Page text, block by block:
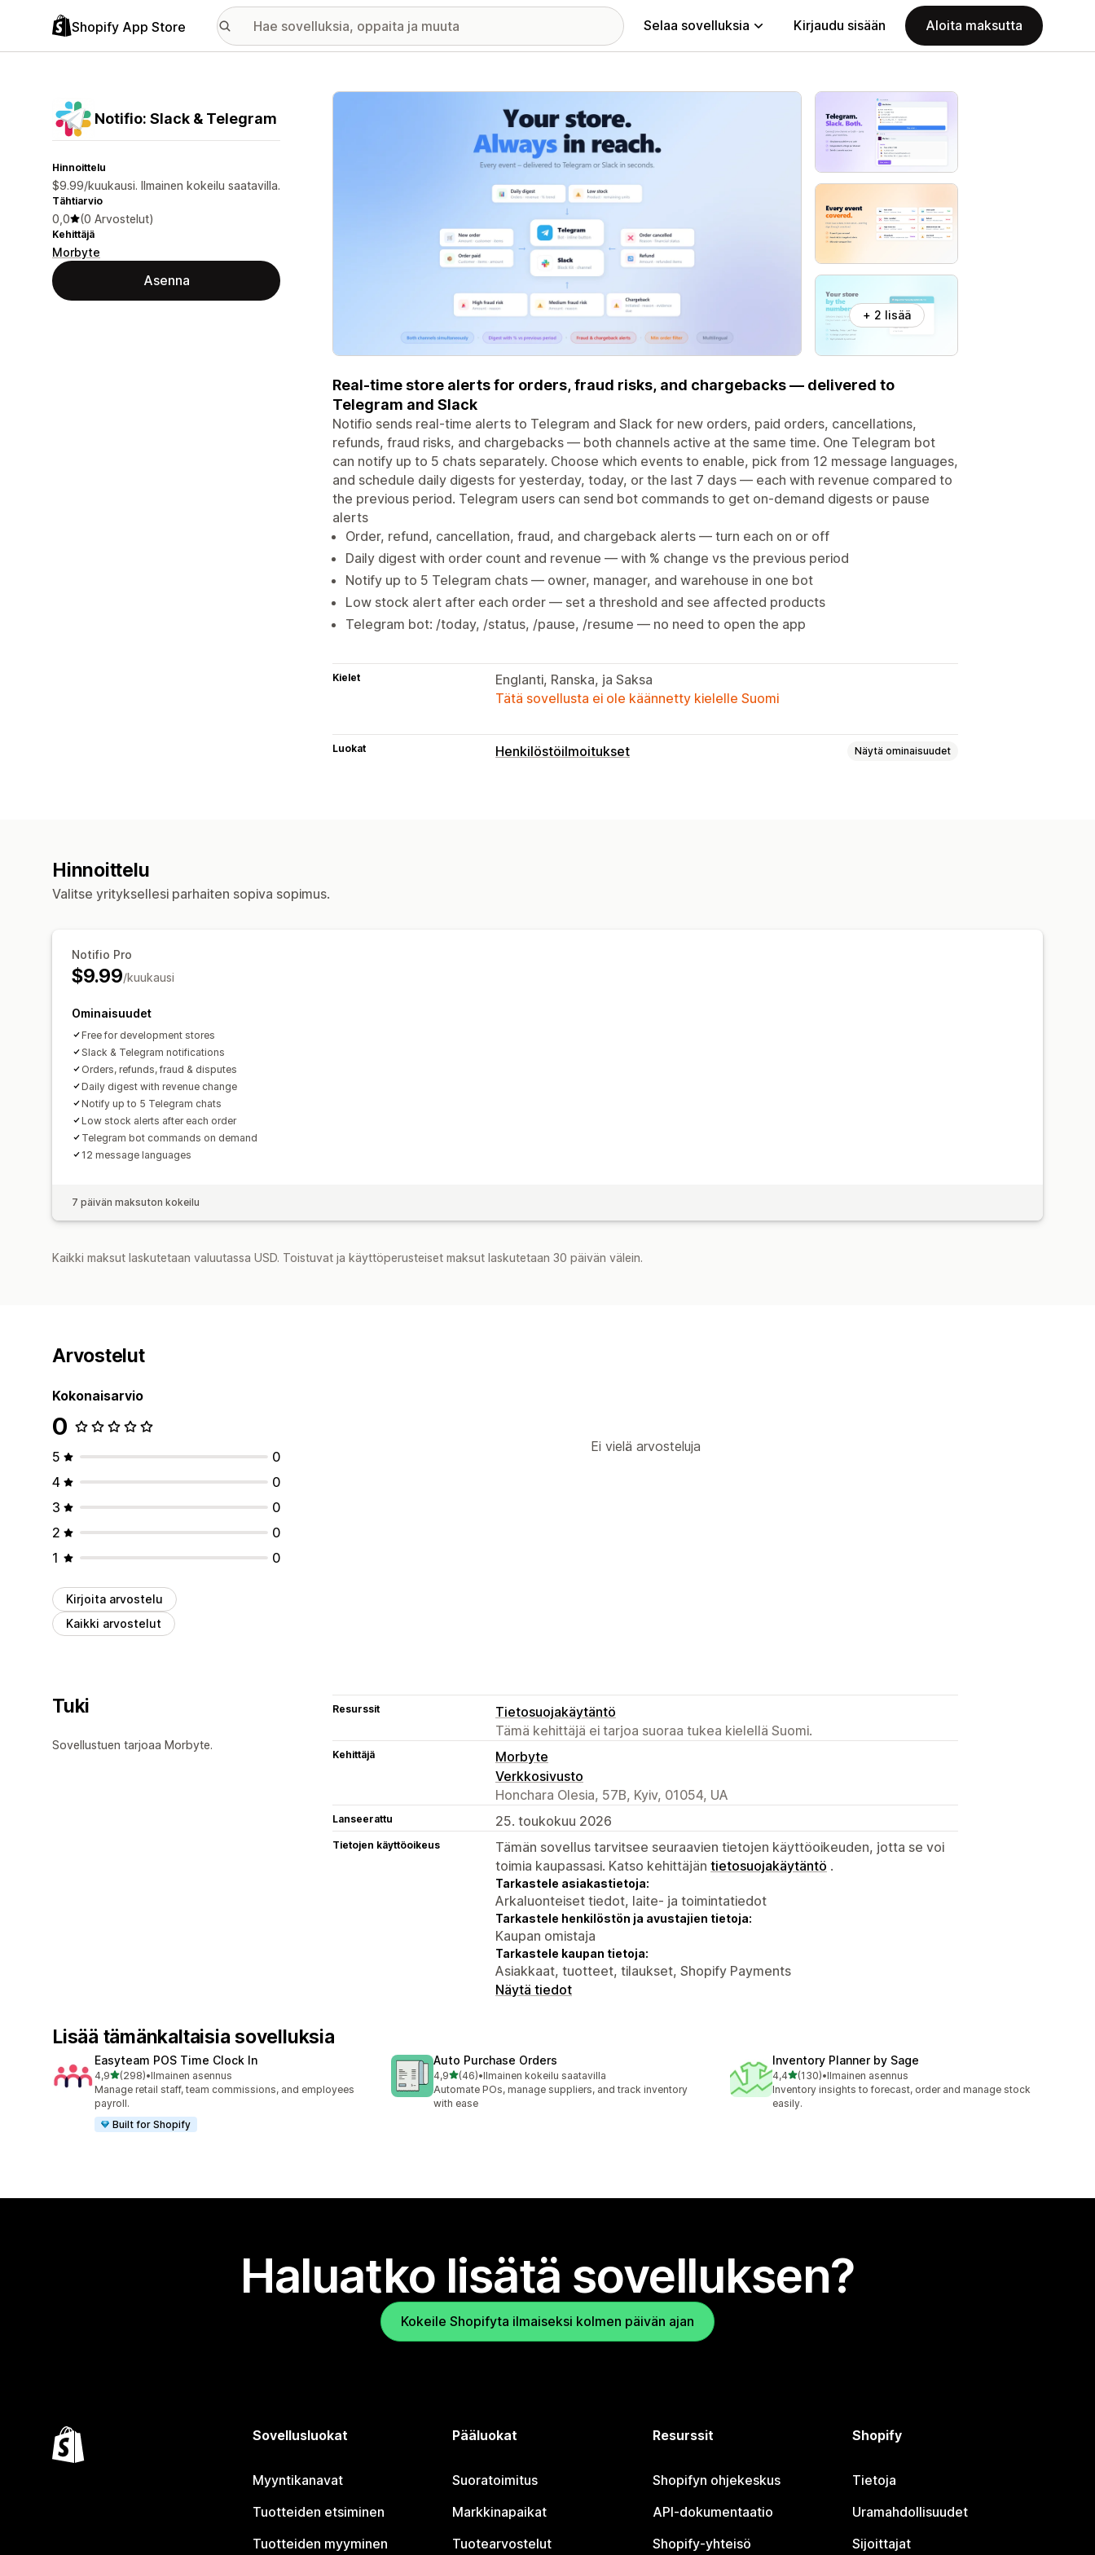
Shopify App Store Selaa sovelluksia Kirjaudu sisään Aloita maksutta
Notifio: Slack & Telegram
Hinnoittelu
$9.99/kuukausi. Ilmainen kokeilu saatavilla.
Tähtiarvio
0,0 (0 Arvostelut)
Kehittäjä
Morbyte
Asenna
Esittelykuvagalleria
+ 2 lisää
Real-time store alerts for orders, fraud risks, and chargebacks — delivered to
Telegram and Slack
Notifio sends real-time alerts to Telegram and Slack for new orders, paid orders, cancellations,
refunds, fraud risks, and chargebacks — both channels active at the same time. One Telegram bot
can notify up to 5 chats separately. Choose which events to enable, pick from 12 message languages,
and schedule daily digests for yesterday, today, or the last 7 days — each with revenue compared to
the previous period. Telegram users can send bot commands to get on-demand digests or pause
alerts
Order, refund, cancellation, fraud, and chargeback alerts — turn each on or off
Daily digest with order count and revenue — with % change vs the previous period
Notify up to 5 Telegram chats — owner, manager, and warehouse in one bot
Low stock alert after each order — set a threshold and see affected products
Telegram bot: /today, /status, /pause, /resume — no need to open the app
Kielet
Englanti, Ranska, ja Saksa
Tätä sovellusta ei ole käännetty kielelle Suomi
Luokat Henkilöstöilmoitukset Näytä ominaisuudet
Hinnoittelu
Valitse yrityksellesi parhaiten sopiva sopimus.
Notifio Pro
$9.99/kuukausi
Ominaisuudet
Free for development stores
Slack & Telegram notifications
Orders, refunds, fraud & disputes
Daily digest with revenue change
Notify up to 5 Telegram chats
Low stock alerts after each order
Telegram bot commands on demand
12 message languages
7 päivän maksuton kokeilu
Kaikki maksut laskutetaan valuutassa USD. Toistuvat ja käyttöperusteiset maksut laskutetaan 30 päivän välein.
Arvostelut
Kokonaisarvio
0
5
0
4
0
3
0
2
0
1
0
Kirjoita arvostelu
Kaikki arvostelut
Ei vielä arvosteluja
Tuki
Sovellustuen tarjoaa Morbyte.
Resurssit
Tietosuojakäytäntö
Tämä kehittäjä ei tarjoa suoraa tukea kielellä Suomi.
Kehittäjä
Morbyte
Verkkosivusto
Honchara Olesia, 57B, Kyiv, 01054, UA
Lanseerattu 25. toukokuu 2026
Tietojen käyttöoikeus
Tämän sovellus tarvitsee seuraavien tietojen käyttöoikeuden, jotta se voi
toimia kaupassasi. Katso kehittäjän tietosuojakäytäntö .
Tarkastele asiakastietoja:
Arkaluonteiset tiedot, laite- ja toimintatiedot
Tarkastele henkilöstön ja avustajien tietoja:
Kaupan omistaja
Tarkastele kaupan tietoja:
Asiakkaat, tuotteet, tilaukset, Shopify Payments
Näytä tiedot
Lisää tämänkaltaisia sovelluksia
Easyteam POS Time Clock In
4,9/ 5 tähteä
(298)
298 arvostelua yhteensä
•Ilmainen asennus
Manage retail staff, team commissions, and employees
payroll.
Built for Shopify
Auto Purchase Orders
4,9/ 5 tähteä
(46)
46 arvostelua yhteensä
•Ilmainen kokeilu saatavilla
Automate POs, manage suppliers, and track inventory
with ease
Inventory Planner by Sage
4,4/ 5 tähteä
(130)
130 arvostelua yhteensä
•Ilmainen asennus
Inventory insights to forecast, order and manage stock
easily.
Haluatko lisätä sovelluksen?
Kokeile Shopifyta ilmaiseksi kolmen päivän ajan
Sovellusluokat
Myyntikanavat
Tuotteiden etsiminen
Tuotteiden myyminen
Pääluokat
Suoratoimitus
Markkinapaikat
Tuotearvostelut
Resurssit
Shopifyn ohjekeskus
API-dokumentaatio
Shopify-yhteisö
Shopify
Tietoja
Uramahdollisuudet
Sijoittajat